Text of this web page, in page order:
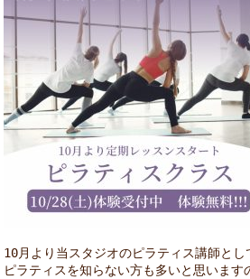
10月より当スタジオのピラティス講師と
ピラティスを知らない方も多いと思いま